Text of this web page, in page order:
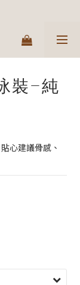
裝-純
心建議骨感、